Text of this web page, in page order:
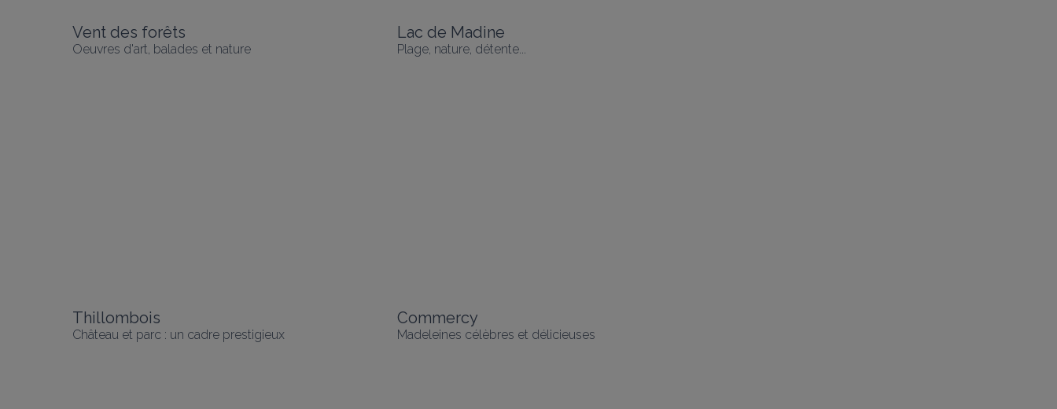
Vent des forêts
Oeuvres d'art, balades et nature
Lac de Madine
Plage, nature, détente...
Thillombois
Château et parc : un cadre prestigieux
Commercy
Madeleines célèbres et délicieuses